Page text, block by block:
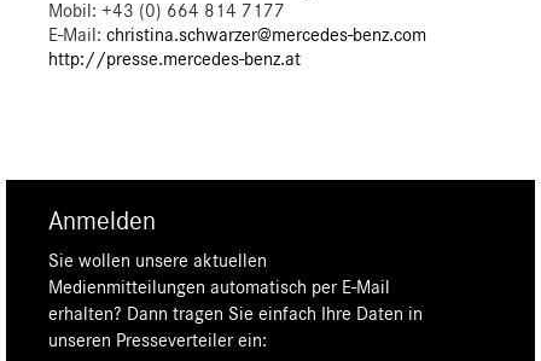
Mobil: +43 (0) 664 814 7177
E-Mail: christina.schwarzer@mercedes-benz.com
http://presse.mercedes-benz.at
Anmelden
Sie wollen unsere aktuellen
Medienmitteilungen automatisch per E-Mail
erhalten? Dann tragen Sie einfach Ihre Daten in
unseren Presseverteiler ein: